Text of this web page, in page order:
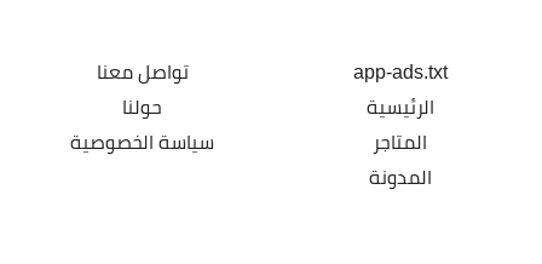
app-ads.txt
الرئيسية
المتاجر
المدونة
تواصل معنا
حولنا
سياسة الخصوصية